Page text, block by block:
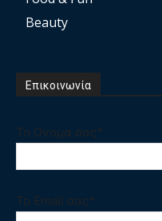
Beauty
Επικοινωνία
Το Ονομα σας*
Το Email σας*